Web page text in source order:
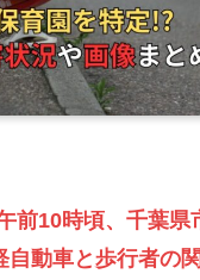
前10時頃、 千葉県
動車と歩行者の